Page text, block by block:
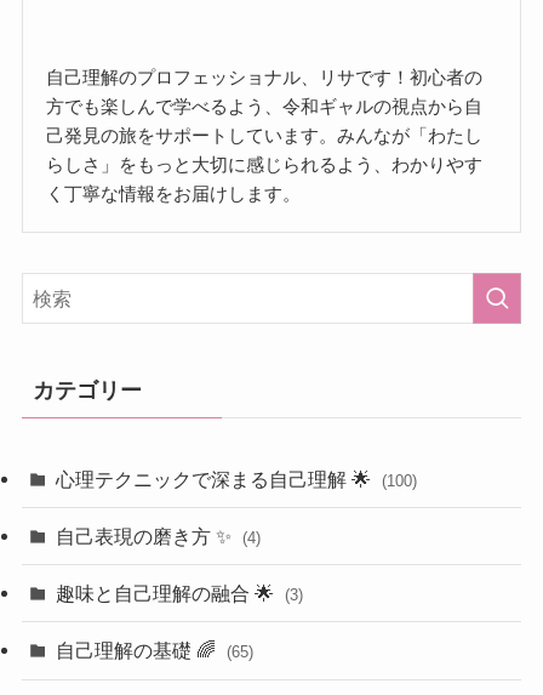
自己理解のプロフェッショナル、リサです！初心者の
方でも楽しんで学べるよう、令和ギャルの視点から自
己発見の旅をサポートしています。みんなが「わたし
らしさ」をもっと大切に感じられるよう、わかりやす
く丁寧な情報をお届けします。
カテゴリー
心理テクニックで深まる自己理解 🌟 (100)
自己表現の磨き方 ✨ (4)
趣味と自己理解の融合 🌟 (3)
自己理解の基礎 🌈 (65)